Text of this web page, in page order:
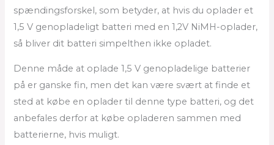
spændingsforskel, som betyder, at hvis du oplader et
1,5 V genopladeligt batteri med en 1,2V NiMH-oplader,
så bliver dit batteri simpelthen ikke opladet.
Denne måde at oplade 1,5 V genopladelige batterier
på er ganske fin, men det kan være svært at finde et
sted at købe en oplader til denne type batteri, og det
anbefales derfor at købe opladeren sammen med
batterierne, hvis muligt.